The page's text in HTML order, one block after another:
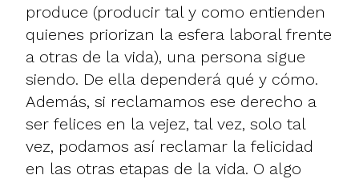
produce (producir tal y como entienden
quienes priorizan la esfera laboral frente
a otras de la vida), una persona sigue
siendo. De ella dependerá qué y cómo.
Además, si reclamamos ese derecho a
ser felices en la vejez, tal vez, solo tal
vez, podamos así reclamar la felicidad
en las otras etapas de la vida. O algo